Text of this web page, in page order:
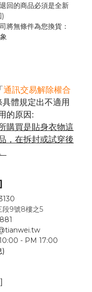
回的商品必須是全新
將無條件為您換貨：
通訊交易解除權合
具體規定出不適用
的原因:
購買是貼身衣物這
，在拆封或試穿後
段9號8樓之5
- PM 17:00
)